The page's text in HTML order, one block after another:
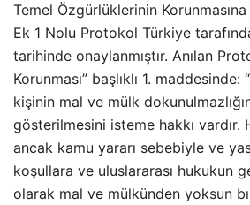
Temel Özgürlüklerinin
Ek 1 Nolu Protokol Türkiye
tarihinde onaylanmıştır. Anılan
Korunması” başlıklı 1.
kişinin mal ve mülk
gösterilmesini isteme hakkı vardır.
ancak kamu yararı sebebiyle ve
koşullara ve uluslararası hukukun
olarak mal ve mülkünden yoksun